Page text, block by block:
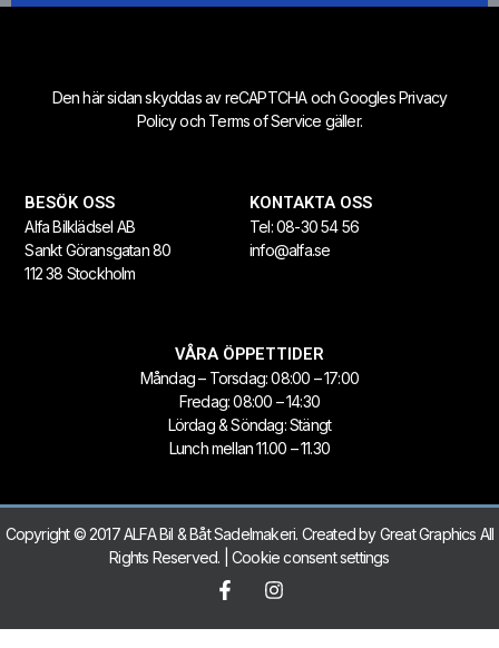
Den här sidan skyddas av reCAPTCHA och GooglesPrivacy
Policyoch Terms of Service gäller.
BESÖK OSS
Alfa Bilklädsel AB
Sankt Göransgatan 80
112 38 Stockholm
KONTAKTA OSS
Tel:08-30 54 56
info@alfa.se
VÅRA ÖPPETTIDER
Måndag – Torsdag: 08:00 – 17:00
Fredag: 08:00 – 14:30
Lördag & Söndag: Stängt
Lunch mellan 11.00 – 11.30
Copyright © 2017 ALFA Bil & Båt Sadelmakeri. Created byGreat Graphics All
Rights Reserved. |Cookie consent settings